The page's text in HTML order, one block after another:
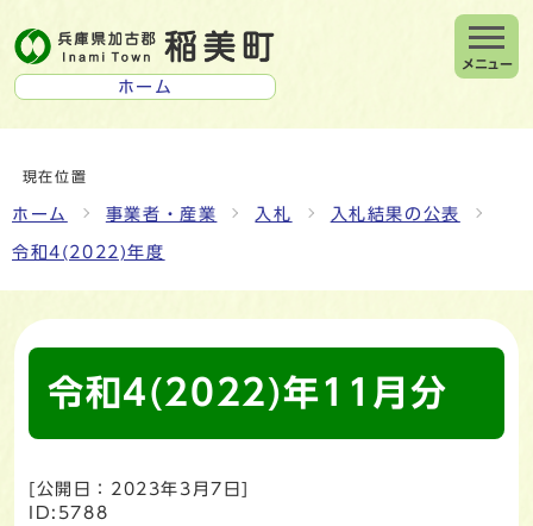
ホーム
メニュー
現在位置
ホーム 事業者・産業 入札 入札結果の公表
令和4(2022)年度
令和4(2022)年11月分
[公開日： 2023年3月7日]
ID:5788